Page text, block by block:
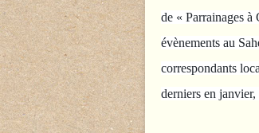
de « Parrainages à
évènements au
correspondants
derniers en